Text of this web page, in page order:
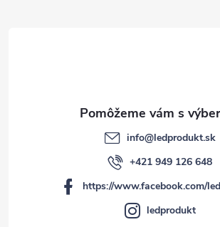
info@ledprodukt.sk
+421 949 126 648
https://www.facebook.com/
ledprodukt